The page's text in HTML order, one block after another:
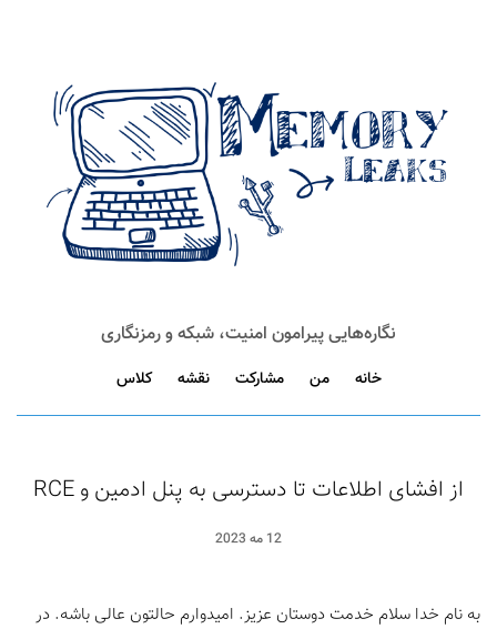
نگاره‌هایی پیرامون امنیت، شبکه و رمزنگاری
خانه من مشارکت نقشه کلاس
از افشای اطلاعات تا دسترسی به پنل ادمین و RCE
12 مه 2023
به نام خدا سلام خدمت دوستان عزیز. امیدوارم حالتون عالی باشه. در